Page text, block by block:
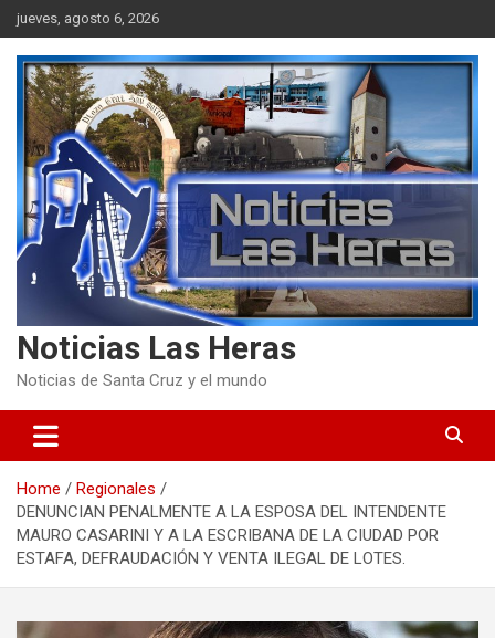
Skip
to
content
jueves, agosto 6, 2026
Noticias Las Heras
Noticias de Santa Cruz y el mundo
Home
Regionales
DENUNCIAN PENALMENTE A LA ESPOSA DEL INTENDENTE
MAURO CASARINI Y A LA ESCRIBANA DE LA CIUDAD POR
ESTAFA, DEFRAUDACIÓN Y VENTA ILEGAL DE LOTES.